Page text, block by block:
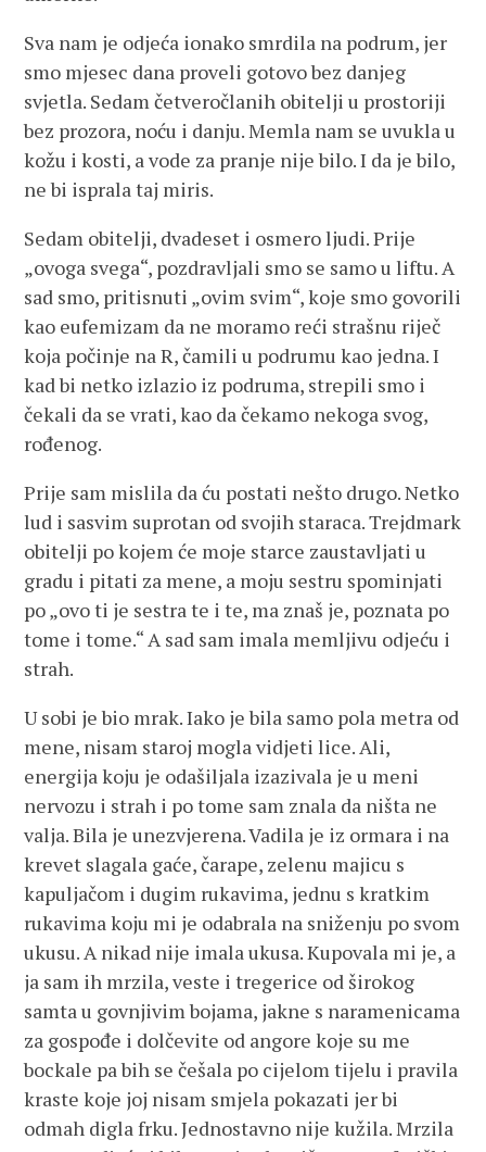
Sva nam je odjeća ionako smrdila na podrum, jer
smo mjesec dana proveli gotovo bez danjeg
svjetla. Sedam četveročlanih obitelji u prostoriji
bez prozora, noću i danju. Memla nam se uvukla u
kožu i kosti, a vode za pranje nije bilo. I da je bilo,
ne bi isprala taj miris.
Sedam obitelji, dvadeset i osmero ljudi. Prije
„ovoga svega“, pozdravljali smo se samo u liftu. A
sad smo, pritisnuti „ovim svim“, koje smo govorili
kao eufemizam da ne moramo reći strašnu riječ
koja počinje na R, čamili u podrumu kao jedna. I
kad bi netko izlazio iz podruma, strepili smo i
čekali da se vrati, kao da čekamo nekoga svog,
rođenog.
Prije sam mislila da ću postati nešto drugo. Netko
lud i sasvim suprotan od svojih staraca. Trejdmark
obitelji po kojem će moje starce zaustavljati u
gradu i pitati za mene, a moju sestru spominjati
po „ovo ti je sestra te i te, ma znaš je, poznata po
tome i tome.“ A sad sam imala memljivu odjeću i
strah.
U sobi je bio mrak. Iako je bila samo pola metra od
mene, nisam staroj mogla vidjeti lice. Ali,
energija koju je odašiljala izazivala je u meni
nervozu i strah i po tome sam znala da ništa ne
valja. Bila je unezvjerena. Vadila je iz ormara i na
krevet slagala gaće, čarape, zelenu majicu s
kapuljačom i dugim rukavima, jednu s kratkim
rukavima koju mi je odabrala na sniženju po svom
ukusu. A nikad nije imala ukusa. Kupovala mi je, a
ja sam ih mrzila, veste i tregerice od širokog
samta u govnjivim bojama, jakne s naramenicama
za gospođe i dolčevite od angore koje su me
bockale pa bih se češala po cijelom tijelu i pravila
kraste koje joj nisam smjela pokazati jer bi
odmah digla frku. Jednostavno nije kužila. Mrzila